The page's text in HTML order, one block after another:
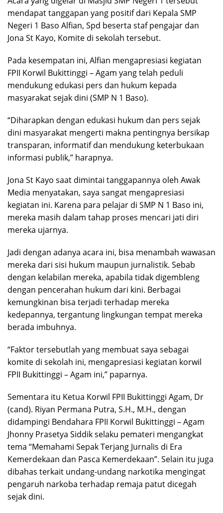
mendapat tanggapan yang positif dari Kepala SMP
Negeri 1 Baso Alfian, Spd beserta staf pengajar dan
Jona St Kayo, Komite di sekolah tersebut.
Pada kesempatan ini, Alfian mengapresiasi kegiatan
FPII Korwil Bukittinggi – Agam yang telah peduli
mendukung edukasi pers dan hukum kepada
masyarakat sejak dini (SMP N 1 Baso).
“Diharapkan dengan edukasi hukum dan pers sejak
dini masyarakat mengerti makna pentingnya bersikap
transparan, informatif dan mendukung keterbukaan
informasi publik,” harapnya.
Jona St Kayo saat dimintai tanggapannya oleh Awak
Media menyatakan, saya sangat mengapresiasi
kegiatan ini. Karena para pelajar di SMP N 1 Baso ini,
mereka masih dalam tahap proses mencari jati diri
mereka ujarnya.
Jadi dengan adanya acara ini, bisa menambah wawasan
mereka dari sisi hukum maupun jurnalistik. Sebab
dengan kelabilan mereka, apabila tidak digembleng
dengan pencerahan hukum dari kini. Berbagai
kemungkinan bisa terjadi terhadap mereka
kedepannya, tergantung lingkungan tempat mereka
berada imbuhnya.
“Faktor tersebutlah yang membuat saya sebagai
komite di sekolah ini, mengapresiasi kegiatan korwil
FPII Bukittinggi – Agam ini,” paparnya.
Sementara itu Ketua Korwil FPII Bukittinggi Agam, Dr
(cand). Riyan Permana Putra, S.H., M.H., dengan
didampingi Bendahara FPII Korwil Bukittinggi – Agam
Jhonny Prasetya Siddik selaku pemateri mengangkat
tema “Memahami Sepak Terjang Jurnalis di Era
Kemerdekaan dan Pasca Kemerdekaan”. Selain itu juga
dibahas terkait undang-undang narkotika mengingat
pengaruh narkoba terhadap remaja patut dicegah
sejak dini.